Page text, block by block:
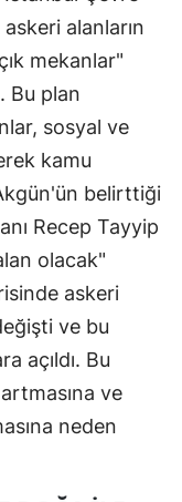
alanların
mekanlar"
Bu plan
sosyal ve
kamu
belirttiği
Recep Tayyip
olacak"
askeri
ve bu
açıldı. Bu
ve
neden